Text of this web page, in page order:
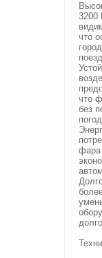
3200
что
что
без
фара